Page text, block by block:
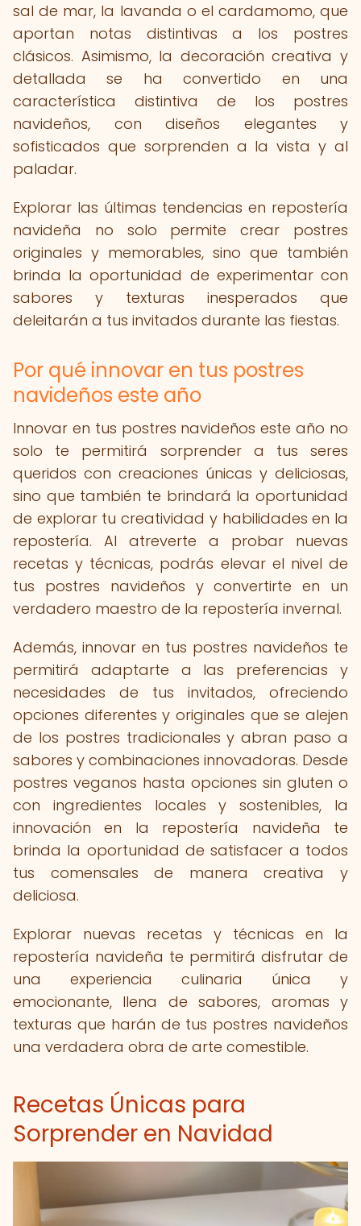
sal de mar, la lavanda o el cardamomo, que
aportan notas distintivas a los postres
clásicos. Asimismo, la decoración creativa y
detallada se ha convertido en una
característica distintiva de los postres
navideños, con diseños elegantes y
sofisticados que sorprenden a la vista y al
paladar.
Explorar las últimas tendencias en repostería
navideña no solo permite crear postres
originales y memorables, sino que también
brinda la oportunidad de experimentar con
sabores y texturas inesperados que
deleitarán a tus invitados durante las fiestas.
Por qué innovar en tus postres
navideños este año
Innovar en tus postres navideños este año no
solo te permitirá sorprender a tus seres
queridos con creaciones únicas y deliciosas,
sino que también te brindará la oportunidad
de explorar tu creatividad y habilidades en la
repostería. Al atreverte a probar nuevas
recetas y técnicas, podrás elevar el nivel de
tus postres navideños y convertirte en un
verdadero maestro de la repostería invernal.
Además, innovar en tus postres navideños te
permitirá adaptarte a las preferencias y
necesidades de tus invitados, ofreciendo
opciones diferentes y originales que se alejen
de los postres tradicionales y abran paso a
sabores y combinaciones innovadoras. Desde
postres veganos hasta opciones sin gluten o
con ingredientes locales y sostenibles, la
innovación en la repostería navideña te
brinda la oportunidad de satisfacer a todos
tus comensales de manera creativa y
deliciosa.
Explorar nuevas recetas y técnicas en la
repostería navideña te permitirá disfrutar de
una experiencia culinaria única y
emocionante, llena de sabores, aromas y
texturas que harán de tus postres navideños
una verdadera obra de arte comestible.
Recetas Únicas para
Sorprender en Navidad